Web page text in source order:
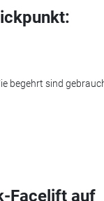
begehrt sind
Facelift auf